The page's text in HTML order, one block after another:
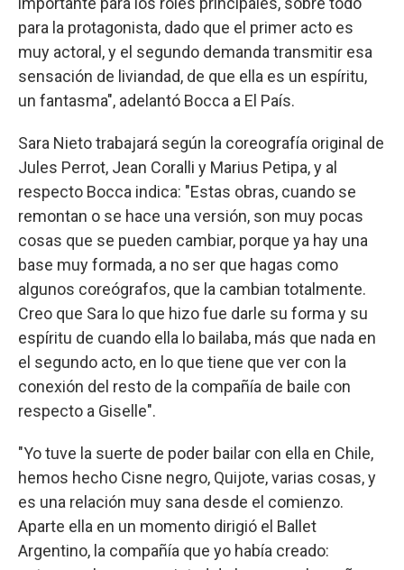
para la protagonista, dado que el primer acto es
muy actoral, y el segundo demanda transmitir esa
sensación de liviandad, de que ella es un espíritu,
un fantasma", adelantó Bocca a El País.
Sara Nieto trabajará según la coreografía original de
Jules Perrot, Jean Coralli y Marius Petipa, y al
respecto Bocca indica: "Estas obras, cuando se
remontan o se hace una versión, son muy pocas
cosas que se pueden cambiar, porque ya hay una
base muy formada, a no ser que hagas como
algunos coreógrafos, que la cambian totalmente.
Creo que Sara lo que hizo fue darle su forma y su
espíritu de cuando ella lo bailaba, más que nada en
el segundo acto, en lo que tiene que ver con la
conexión del resto de la compañía de baile con
respecto a Giselle".
"Yo tuve la suerte de poder bailar con ella en Chile,
hemos hecho Cisne negro, Quijote, varias cosas, y
es una relación muy sana desde el comienzo.
Aparte ella en un momento dirigió el Ballet
Argentino, la compañía que yo había creado: